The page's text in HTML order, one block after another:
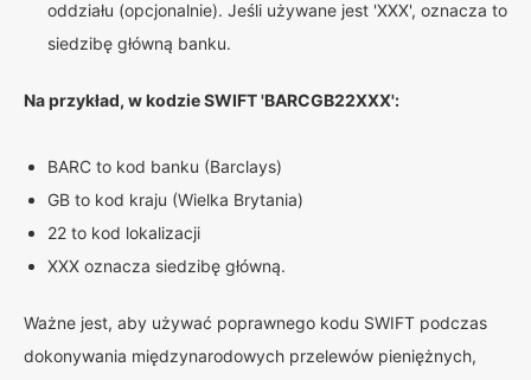
oddziału (opcjonalnie). Jeśli używane jest 'XXX', oznacza to
siedzibę główną banku.
Na przykład, w kodzie SWIFT 'BARCGB22XXX':
BARC to kod banku (Barclays)
GB to kod kraju (Wielka Brytania)
22 to kod lokalizacji
XXX oznacza siedzibę główną.
Ważne jest, aby używać poprawnego kodu SWIFT podczas
dokonywania międzynarodowych przelewów pieniężnych,